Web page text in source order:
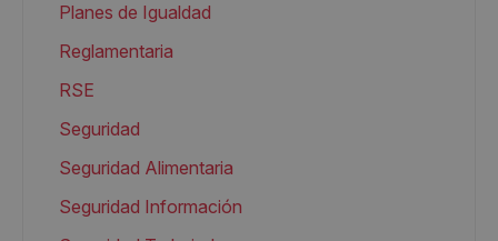
Planes de Igualdad
Reglamentaria
RSE
Seguridad
Seguridad Alimentaria
Seguridad Información